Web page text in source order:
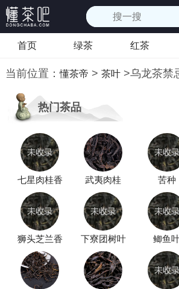
首页 绿茶 红茶
当前位置：懂茶帝 > 茶叶>乌龙茶禁
热门茶品
七星肉桂香 武夷肉桂 苦种
狮头芝兰香 下寮团树叶 鲫鱼